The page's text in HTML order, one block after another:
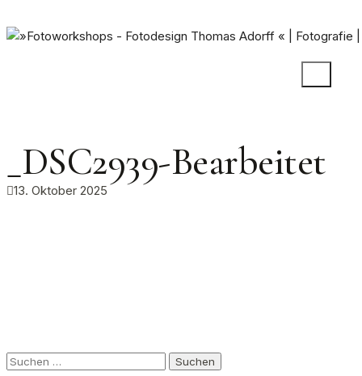
_DSC2939-Bearbeitet
13. Oktober 2025
Suchen